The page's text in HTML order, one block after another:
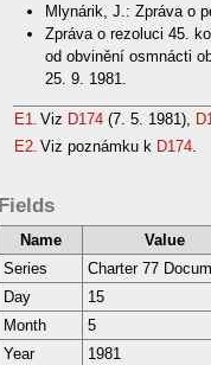
Mlynárik, J.: Zpráva o
Zpráva o rezoluci 45.
od obvinění osmnácti
25. 9. 1981.
E1. Viz D174 (7. 5. 1981),
E2. Viz poznámku k D174
Fields
Name
Value
Series
Charter 77
Day
15
Month
5
Year
1981